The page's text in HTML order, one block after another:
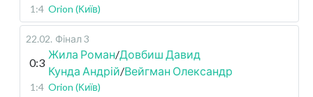
1:4 Orion (Київ)
22.02. Фінал 3
0:3
Жила Роман/Довбиш Давид
Кунда Андрій/Вейгман Олександр
1:4 Orion (Київ)